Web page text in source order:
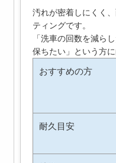
汚れが密着しにくく
ティングです。
「洗車の回数を減ら
保ちたい」という方に
おすすめの方
耐久目安